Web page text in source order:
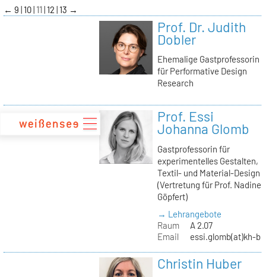
zum
Inhalt
← 9 10 11 12 13 →
Prof. Dr. Judith
Dobler
Ehemalige Gastprofessorin
für Performative Design
Research
Prof. Essi
Johanna Glomb
Gastprofessorin für
experimentelles Gestalten,
Textil- und Material-Design
(Vertretung für Prof. Nadine
Göpfert)
→ Lehrangebote
Raum
A 2.07
Email
essi.glomb(at)kh-
Christin Huber